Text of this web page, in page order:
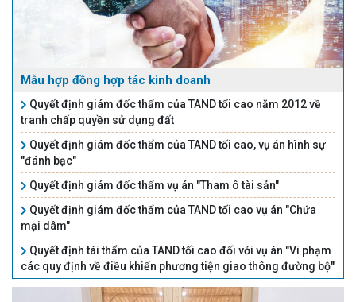
Mẫu hợp đồng hợp tác kinh doanh
Quyết định giám đốc thẩm của TAND tối cao năm 2012 về
tranh chấp quyền sử dụng đất
Quyết định giám đốc thẩm của TAND tối cao, vụ án hình sự
"đánh bạc"
Quyết định giám đốc thẩm vụ án "Tham ô tài sản"
Quyết định giám đốc thẩm của TAND tối cao vụ án "Chứa
mại dâm"
Quyết định tái thẩm của TAND tối cao đối với vụ án "Vi phạm
các quy định về điều khiển phương tiện giao thông đường bộ"